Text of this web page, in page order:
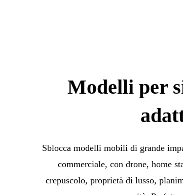
Modelli per
Sblocca modelli mobili di grande
commerciale, con drone, home
crepuscolo, proprietà di lusso,